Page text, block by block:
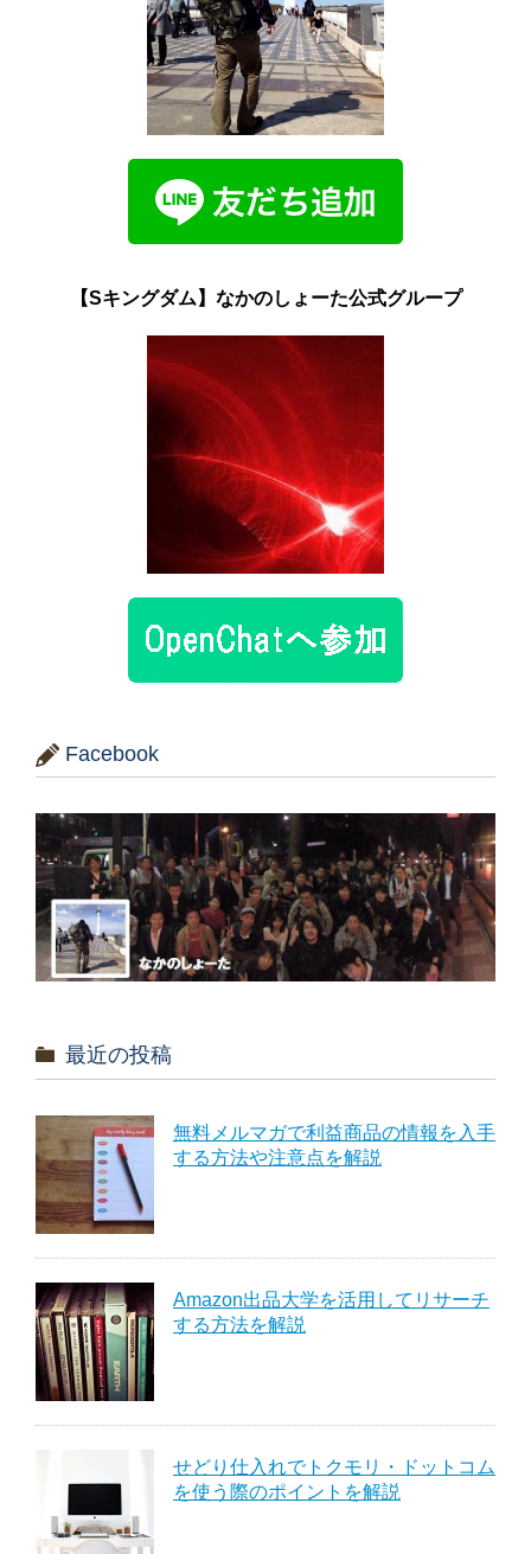
【Sキングダム】なかのしょーた公式グループ
Facebook
最近の投稿
無料メルマガで利益商品の情報を入手
する方法や注意点を解説
Amazon出品大学を活用してリサーチ
する方法を解説
せどり仕入れでトクモリ・ドットコム
を使う際のポイントを解説